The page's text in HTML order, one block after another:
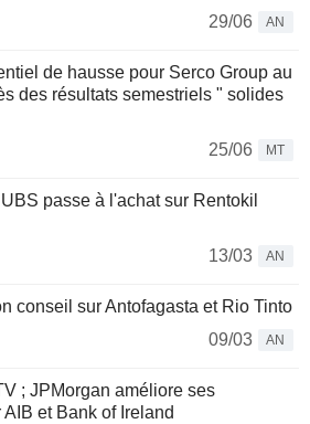
29/06
AN
de hausse pour Serco Group au
des résultats semestriels " solides
25/06
MT
passe à l'achat sur Rentokil
13/03
AN
conseil sur Antofagasta et Rio Tinto
09/03
AN
; JPMorgan améliore ses
et Bank of Ireland